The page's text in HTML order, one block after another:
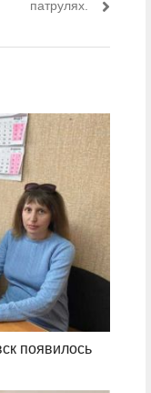
патрулях.
появилось